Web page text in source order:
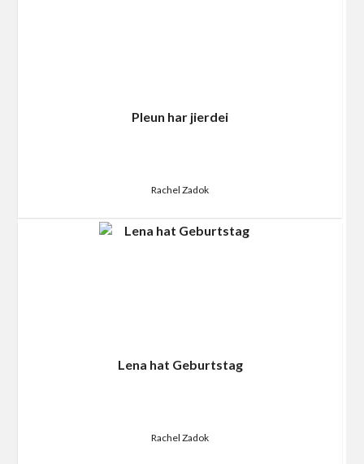
Pleun har jierdei
Rachel Zadok
Lena hat Geburtstag
Rachel Zadok